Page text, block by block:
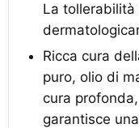
La tollerabilità
Ricca cura
puro, olio di
cura
garantisce